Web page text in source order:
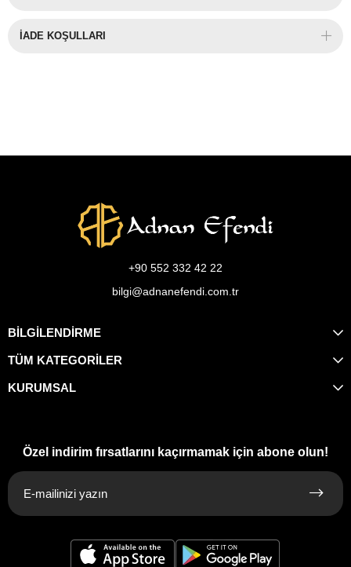
İADE KOŞULLARI
+90 552 332 42 22
bilgi@adnanefendi.com.tr
BİLGİLENDİRME
TÜM KATEGORİLER
KURUMSAL
Özel indirim fırsatlarını kaçırmamak için abone olun!